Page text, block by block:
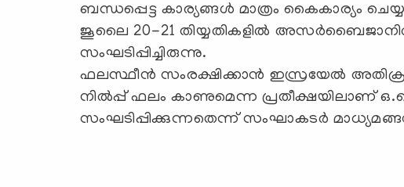
ബന്ധപ്പെട്ട കാര്യങ്ങള്‍ മാത്രം കൈകാര്യം
ജൂലൈ 20-21 തിയ്യതികളില്‍
സംഘടിപ്പിച്ചിരുന്നു.
ഫലസ്ഥീന്‍ സംരക്ഷിക്കാന്‍ ഇസ്രയേല്‍
നില്‍പ്പ് ഫലം കാണുമെന്ന പ്രതീക്ഷയിലാണ്
സംഘടിപ്പിക്കുന്നതെന്ന് സംഘാകടര്‍